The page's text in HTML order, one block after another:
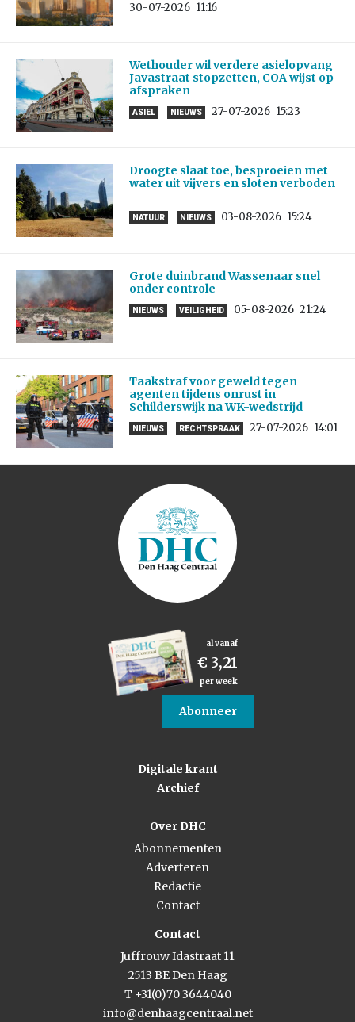
30-07-2026 11:16
Wethouder wil verdere asielopvang
Javastraat stopzetten, COA wijst op
afspraken
ASIEL NIEUWS 27-07-2026 15:23
Droogte slaat toe, besproeien met
water uit vijvers en sloten verboden
NATUUR NIEUWS 03-08-2026 15:24
Grote duinbrand Wassenaar snel
onder controle
NIEUWS VEILIGHEID 05-08-2026 21:24
Taakstraf voor geweld tegen
agenten tijdens onrust in
Schilderswijk na WK-wedstrijd
NIEUWS RECHTSPRAAK 27-07-2026 14:01
al vanaf
€ 3,21
per week
Abonneer
Digitale krant
Archief
Over DHC
Abonnementen
Adverteren
Redactie
Contact
Contact
Juffrouw Idastraat 11
2513 BE Den Haag
T +31(0)70 3644040
info@denhaagcentraal.net